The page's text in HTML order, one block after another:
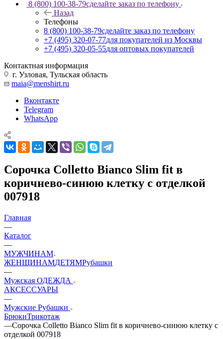
8 (800) 100-38-79сделайте заказ по телефону
Назад
Телефоны
8 (800) 100-38-79сделайте заказ по телефону
+7 (495) 320-07-77для покупателей из Москвы
+7 (495) 320-05-55для оптовых покупателей
Контактная информация
г. Узловая, Тульская область
maia@menshirt.ru
Вконтакте
Telegram
WhatsApp
Сорочка Colletto Bianco Slim fit в
коричнево-синюю клетку с отделкой
007918
Главная
—
Каталог
—
МУЖЧИНАМ
ЖЕНЩИНАМДЕТЯМРубашки
—
Мужская ОДЕЖДА
АКСЕССУАРЫ
—
Мужские Рубашки
БрюкиТрикотаж
—Сорочка Colletto Bianco Slim fit в коричнево-синюю клетку с
отделкой 007918